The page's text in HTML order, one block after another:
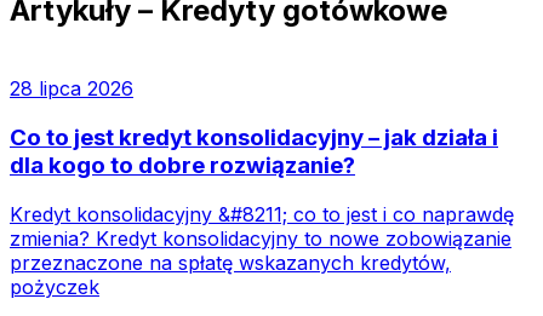
Artykuły – Kredyty gotówkowe
28 lipca 2026
Co to jest kredyt konsolidacyjny – jak działa i
dla kogo to dobre rozwiązanie?
Kredyt konsolidacyjny &#8211; co to jest i co naprawdę
zmienia? Kredyt konsolidacyjny to nowe zobowiązanie
przeznaczone na spłatę wskazanych kredytów,
pożyczek